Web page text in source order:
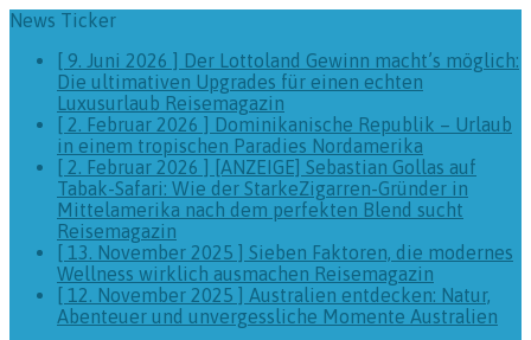
News Ticker
[ 9. Juni 2026 ] Der Lottoland Gewinn macht’s möglich:
Die ultimativen Upgrades für einen echten
Luxusurlaub Reisemagazin
[ 2. Februar 2026 ] Dominikanische Republik – Urlaub
in einem tropischen Paradies Nordamerika
[ 2. Februar 2026 ] [ANZEIGE] Sebastian Gollas auf
Tabak-Safari: Wie der StarkeZigarren-Gründer in
Mittelamerika nach dem perfekten Blend sucht
Reisemagazin
[ 13. November 2025 ] Sieben Faktoren, die modernes
Wellness wirklich ausmachen Reisemagazin
[ 12. November 2025 ] Australien entdecken: Natur,
Abenteuer und unvergessliche Momente Australien